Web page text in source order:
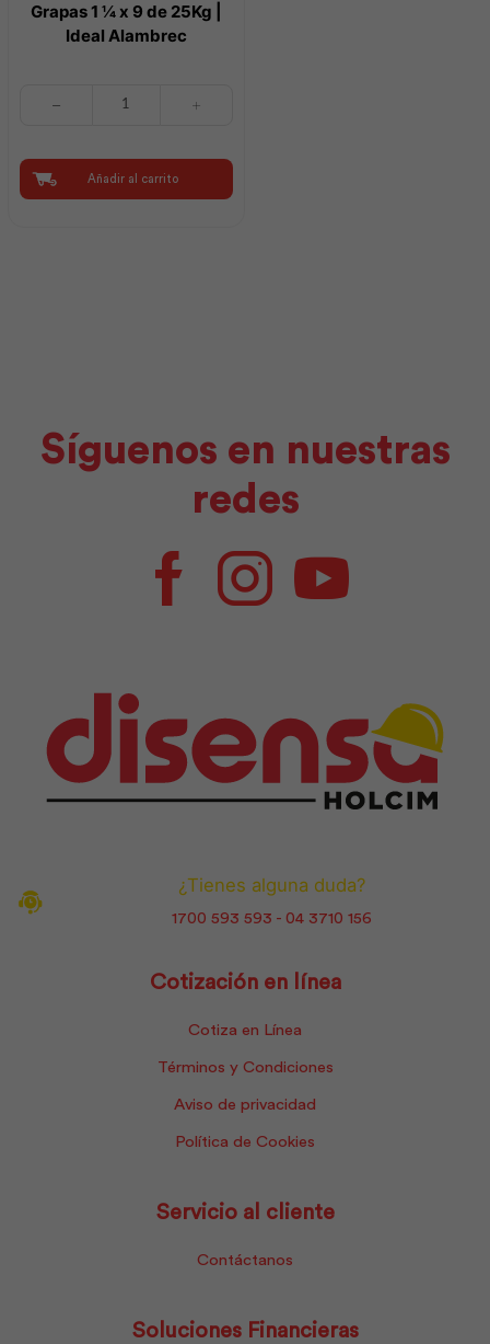
Grapas 1 ¼ x 9 de 25Kg |
Ideal Alambrec
de
Añadir al carrito
Síguenos en nuestras
redes
FacebookInstagramYoutube
¿Tienes alguna duda?
1700 593 593 - 04 3710 156
Cotización en línea
Cotiza en Línea
Términos y Condiciones
Aviso de privacidad
Política de Cookies
Servicio al cliente
Contáctanos
Soluciones Financieras